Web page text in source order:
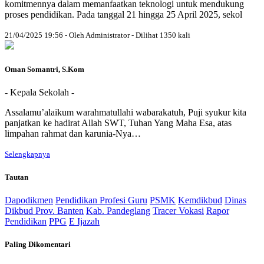
komitmennya dalam memanfaatkan teknologi untuk mendukung
proses pendidikan. Pada tanggal 21 hingga 25 April 2025, sekol
21/04/2025 19:56 - Oleh Administrator - Dilihat 1350 kali
Oman Somantri, S.Kom
- Kepala Sekolah -
Assalamu’alaikum warahmatullahi wabarakatuh, Puji syukur kita
panjatkan ke hadirat Allah SWT, Tuhan Yang Maha Esa, atas
limpahan rahmat dan karunia-Nya…
Selengkapnya
Tautan
Dapodikmen Pendidikan Profesi Guru PSMK Kemdikbud Dinas
Dikbud Prov. Banten Kab. Pandeglang Tracer Vokasi Rapor
Pendidikan PPG E Ijazah
Paling Dikomentari